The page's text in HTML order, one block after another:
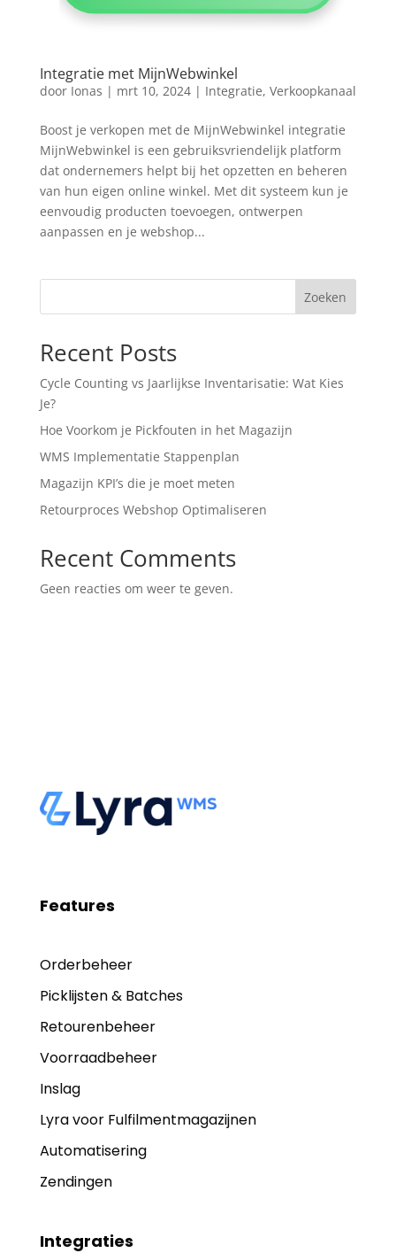
Integratie met MijnWebwinkel
door Ionas | mrt 10, 2024| Integratie, Verkoopkanaal
Boost je verkopen met de MijnWebwinkel integratie
MijnWebwinkel is een gebruiksvriendelijk platform
dat ondernemers helpt bij het opzetten en beheren
van hun eigen online winkel. Met dit systeem kun je
eenvoudig producten toevoegen, ontwerpen
aanpassen en je webshop...
Zoeken
Recent Posts
Cycle Counting vs Jaarlijkse Inventarisatie: Wat Kies
Je?
Hoe Voorkom je Pickfouten in het Magazijn
WMS Implementatie Stappenplan
Magazijn KPI’s die je moet meten
Retourproces Webshop Optimaliseren
Recent Comments
Geen reacties om weer te geven.
Features
Orderbeheer
Picklijsten & Batches
Retourenbeheer
Voorraadbeheer
Inslag
Lyra voor Fulfilmentmagazijnen
Automatisering
Zendingen
Integraties